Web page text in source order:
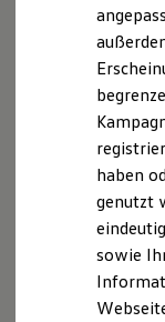
Original
Elektrisch &
Elektro -
lines-and-
lines-and-
haben
genutzt
sowie